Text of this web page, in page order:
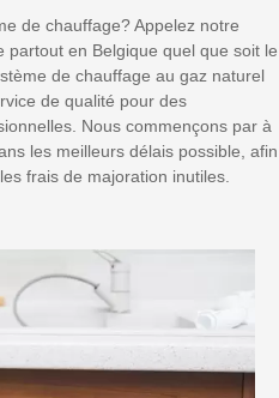
de chauffage? Appelez notre
partout en Belgique quel que soit le
de chauffage au gaz naturel
de qualité pour des
Nous commençons par à
les meilleurs délais possible, afin
frais de majoration inutiles.